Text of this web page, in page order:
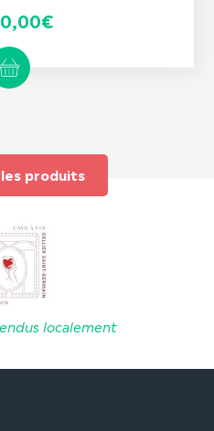
€
produits
localement